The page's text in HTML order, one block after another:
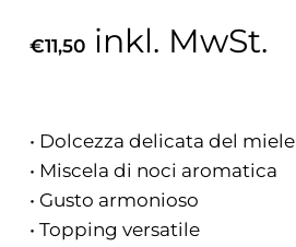
€11,50 inkl. MwSt.
• Dolcezza delicata del miele
• Miscela di noci aromatica
• Gusto armonioso
• Topping versatile